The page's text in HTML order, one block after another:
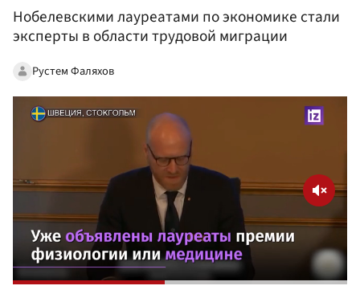
Нобелевскими лауреатами по экономике стали
эксперты в области трудовой миграции
Рустем Фаляхов